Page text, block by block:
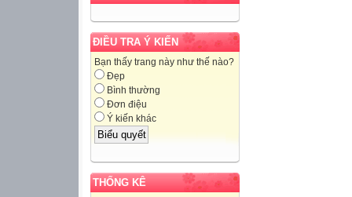
ĐIỀU TRA Ý KIẾN
Bạn thấy trang này như thế nào?
Đẹp
Bình thường
Đơn điệu
Ý kiến khác
THỐNG KÊ